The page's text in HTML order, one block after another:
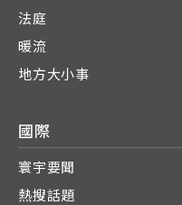
法庭
暖流
地方大小事
國際
寰宇要聞
熱搜話題